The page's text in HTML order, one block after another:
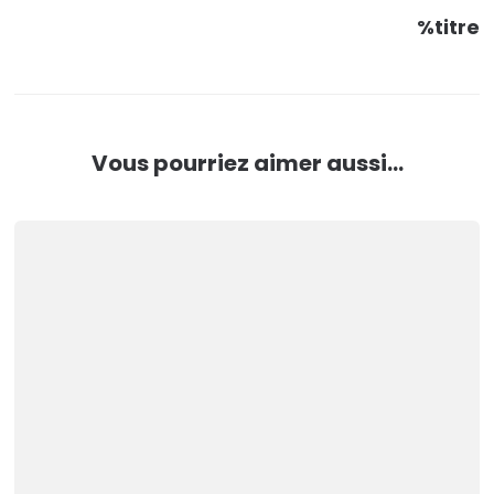
%titre
Vous pourriez aimer aussi...